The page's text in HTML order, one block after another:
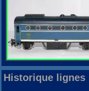
Historique lignes